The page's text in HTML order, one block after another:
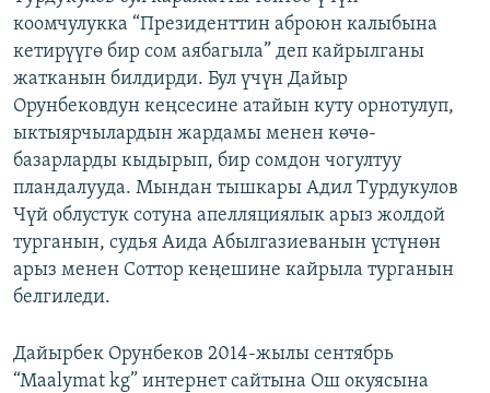
коомчулукка “Президенттин аброюн калыбына
кетирүүгө бир сом аябагыла” деп кайрылганы
жатканын билдирди. Бул үчүн Дайыр
Орунбековдун кеңсесине атайын куту орнотулуп,
ыктыярчылардын жардамы менен көчө-
базарларды кыдырып, бир сомдон чогултуу
пландалууда. Мындан тышкары Адил Турдукулов
Чүй облустук сотуна апелляциялык арыз жолдой
турганын, судья Аида Абылгазиеванын үстүнөн
арыз менен Соттор кеңешине кайрыла турганын
белгиледи.
Дайырбек Орунбеков 2014-жылы сентябрь
“Мaalymat kg” интернет сайтына Ош окуясына